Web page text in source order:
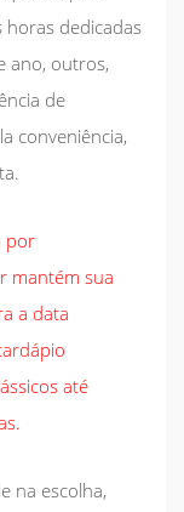
horas dedicadas
ano, outros,
de
conveniência,
por
mantém sua
a data
até
na escolha,